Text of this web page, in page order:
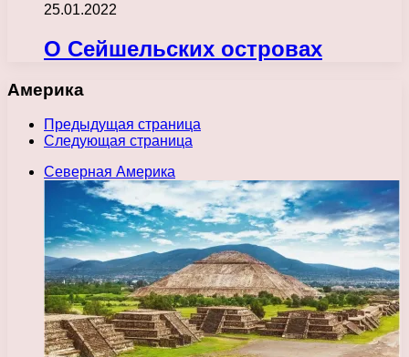
25.01.2022
О Сейшельских островах
Америка
Предыдущая страница
Следующая страница
Северная Америка